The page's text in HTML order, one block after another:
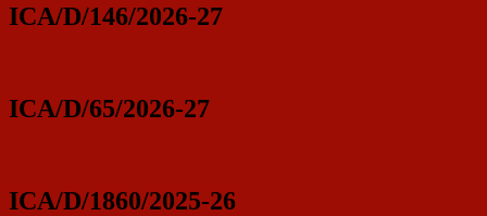
ICA/D/146/2026-27
ICA/D/65/2026-27
ICA/D/1860/2025-26